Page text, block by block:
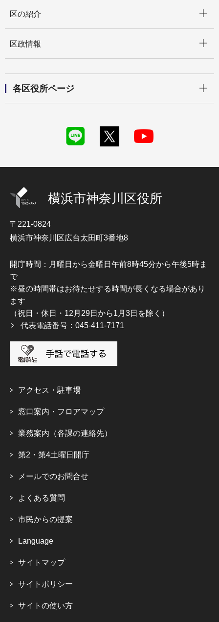
区の紹介
区政情報
各区役所ページ
横浜市神奈川区役所
〒221-0824
横浜市神奈川区広台太田町3番地8
開庁時間：月曜日から金曜日午前8時45分から午後5時ま
で
※昼の時間帯はお待たせする時間が長くなる場合があり
ます
（祝日・休日・12月29日から1月3日を除く）
代表電話番号：045-411-7171
アクセス・駐車場
窓口案内・フロアマップ
業務案内（各課の連絡先）
第2・第4土曜日開庁
メールでのお問合せ
よくある質問
市民からの提案
Language
サイトマップ
サイトポリシー
サイトの使い方